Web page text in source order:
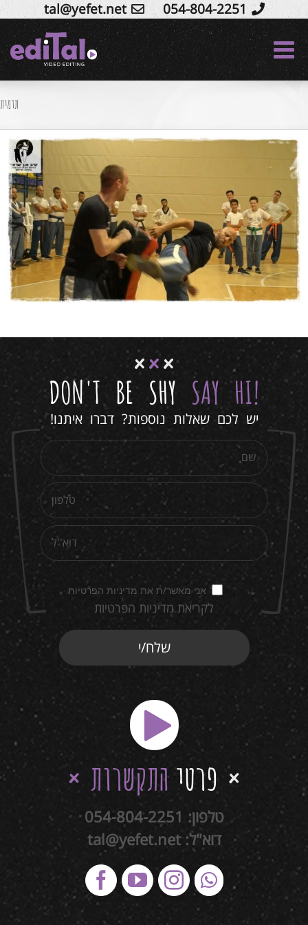
Skip
to
content
054-804-2251
tal@yefet.net
תדמית
הפקת סרטון שיווקי קרב מגע
סרטי שיווק לרשתות חברתיות סרטי תדמית
!
DON'T BE SHY SAY HI
יש לכם שאלות נוספות? דברו איתנו!
אני מאשר/ת את מדיניות הפרטיות
לקריאת מדיניות הפרטיות
פרטיהתקשרות
טלפון: 054-804-2251
דוא"ל:tal@yefet.net